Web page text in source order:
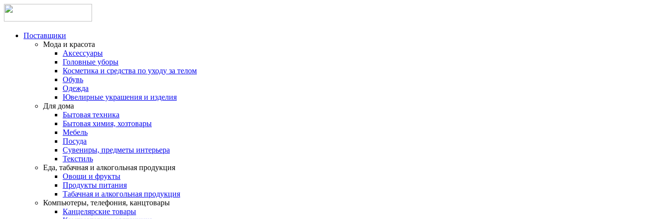
Поставщики
Мода и красота
Аксессуары
Головные уборы
Косметика и средства по уходу за телом
Обувь
Одежда
Ювелирные украшения и изделия
Для дома
Бытовая техника
Бытовая химия, хозтовары
Мебель
Посуда
Сувениры, предметы интерьера
Текстиль
Еда, табачная и алкогольная продукция
Овощи и фрукты
Продукты питания
Табачная и алкогольная продукция
Компьютеры, телефония, канцтовары
Канцелярские товары